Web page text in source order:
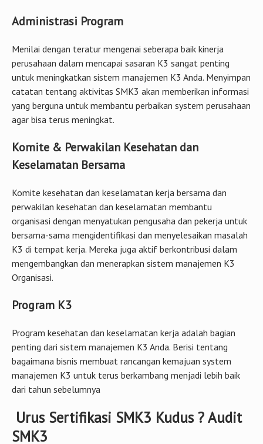
Administrasi Program
Menilai dengan teratur mengenai seberapa baik kinerja
perusahaan dalam mencapai sasaran K3 sangat penting
untuk meningkatkan sistem manajemen K3 Anda. Menyimpan
catatan tentang aktivitas SMK3 akan memberikan informasi
yang berguna untuk membantu perbaikan system perusahaan
agar bisa terus meningkat.
Komite & Perwakilan Kesehatan dan
Keselamatan Bersama
Komite kesehatan dan keselamatan kerja bersama dan
perwakilan kesehatan dan keselamatan membantu
organisasi dengan menyatukan pengusaha dan pekerja untuk
bersama-sama mengidentifikasi dan menyelesaikan masalah
K3 di tempat kerja. Mereka juga aktif berkontribusi dalam
mengembangkan dan menerapkan sistem manajemen K3
Organisasi.
Program K3
Program kesehatan dan keselamatan kerja adalah bagian
penting dari sistem manajemen K3 Anda. Berisi tentang
bagaimana bisnis membuat rancangan kemajuan system
manajemen K3 untuk terus berkambang menjadi lebih baik
dari tahun sebelumnya
Urus Sertifikasi SMK3 Kudus ? Audit
SMK3